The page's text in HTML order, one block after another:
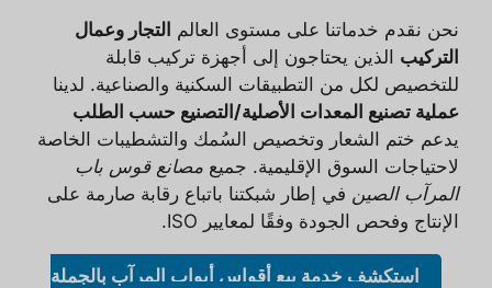
نحن نقدم خدماتنا على مستوى العالم التجار وعمال
التركيب الذين يحتاجون إلى أجهزة تركيب قابلة
للتخصيص لكل من التطبيقات السكنية والصناعية. لدينا
عملية تصنيع المعدات الأصلية/التصنيع حسب الطلب
يدعم ختم الشعار وتخصيص السُمك والتشطيبات الخاصة
لاحتياجات السوق الإقليمية. جميع مصانع قوس باب
المرآب الصين في إطار شبكتنا باتباع رقابة صارمة على
الإنتاج وفحص الجودة وفقًا لمعايير ISO.
استكشف خدمة بيع أقواس أبواب المرآب بالجملة